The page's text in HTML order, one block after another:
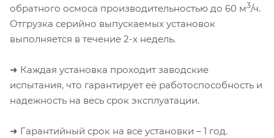
обратного осмоса производительностью до 60 м3/ч.
Отгрузка серийно выпускаемых установок
выполняется в течение 2-х недель.
➜ Каждая установка проходит заводские
испытания, что гарантирует её работоспособность и
надежность на весь срок эксплуатации.
➜ Гарантийный срок на все установки – 1 год.